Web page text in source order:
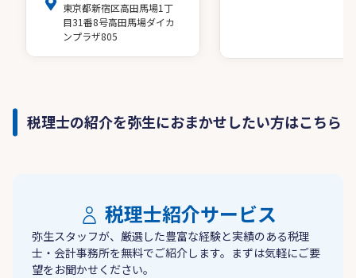
東京都新宿区高田馬場1丁
目31番8号高田馬場ダイカ
ンプラザ805
税理士の紹介を弥生におまかせしたい方はこちら
税理士紹介サービス
弥生スタッフが、厳選した豊富な経験と実績のある税理
士・会計事務所を無料でご紹介します。まずは気軽にご要
望をお聞かせください。